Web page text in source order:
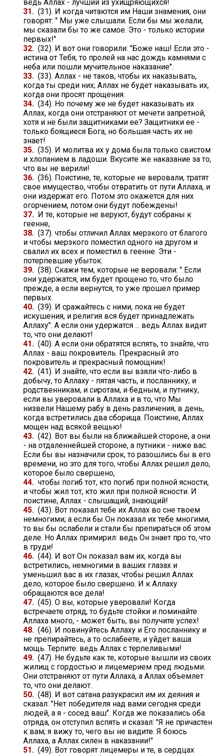
ведь Аллах - лучший из ухищряющихся!
31. (31). И когда читаются им Наши знамения, они
говорят: " Мы уже слышали. Если бы мы желали,
мы сказали бы то же самое. Это - только истории
первых!"
32. (32). И вот они говорили: "Боже наш! Если это -
истина от Тебя, то пролей на нас дождь камнями с
неба или пошли мучительное наказание".
33. (33). Аллах - не таков, чтобы их наказывать,
когда ты среди них; Аллах не будет наказывать их,
когда они просят прощения.
34. (34). Но почему же не будет наказывать их
Аллах, когда они отстраняют от мечети запретной,
хотя и не были защитниками ее? Защитники ее -
только боящиеся Бога, но большая часть их не
знает!
35. (35). И молитва их у дома была только свистом
и хлопанием в ладоши. Вкусите же наказание за то,
что вы не верили!
36. (36). Поистине, те, которые не веровали, тратят
свое имущество, чтобы отвратить от пути Аллаха, и
они издержат его. Потом это окажется для них
огорчением, потом они будут побеждены!
37. И те, которые не веруют, будут собраны к
геенне,
38. (37). чтобы отличил Аллах мерзкого от благого
и чтобы мерзкого поместил одного на другом и
свалил их всех и поместил в геенне. Эти -
потерпевшие убыток.
39. (38). Скажи тем, которые не веровали: " Если
они удержатся, им будет прощено то, что было
прежде, а если вернутся, то уже прошел пример
первых.
40. (39). И сражайтесь с ними, пока не будет
искушения, и религия вся будет принадлежать
Аллаху". А если они удержатся ... ведь Аллах видит
то, что они делают!
41. (40). А если они обратятся вспять, то знайте, что
Аллах - ваш покровитель. Прекрасный это
покровитель и прекрасный помощник!
42. (41). И знайте, что если вы взяли что-либо в
добычу, то Аллаху - пятая часть, и посланнику, и
родственникам, и сиротам, и бедным, и путнику,
если вы уверовали в Аллаха и в то, что Мы
низвели Нашему рабу в день различения, в день,
когда встретились два сборища. Поистине, Аллах
мощен над всякой вещью!
43. (42). Вот вы были на ближайшей стороне, а они
- на отдаленнейшей стороне, а путники - ниже вас.
Если бы вы назначили срок, то разошлись бы в его
времени, но это для того, чтобы Аллах решил дело,
которое было свершено,
44. чтобы погиб тот, кто погиб при полной ясности,
и чтобы жил тот, кто жил при полной ясности. И
поистине, Аллах - слышащий, знающий!
45. (43). Вот показал тебе их Аллах во сне твоем
немногими; а если бы Он показал их тебе многими,
то вы бы ослабели и стали бы препираться об этом
деле. Но Аллах примирил: ведь Он знает про то, что
в груди!
46. (44). И вот Он показал вам их, когда вы
встретились, немногими в ваших глазах и
уменьшил вас в их глазах, чтобы решил Аллах
дело, которое было свершено. И к Аллаху
обращаются все дела!
47. (45). О вы, которые уверовали! Когда
встречаете отряд, то будьте стойки и поминайте
Аллаха много, - может быть, вы получите успех!
48. (46). И повинуйтесь Аллаху и Его посланнику и
не препирайтесь, а то ослабеете, и уйдет ваша
мощь. Терпите: ведь Аллах с терпеливыми!
49. (47). Не будьте как те, которые вышли из своих
жилищ с гордостью и лицемерием пред людьми.
Они отстраняют от пути Аллаха, а Аллах объемлет
то, что они делают.
50. (48). И вот сатана разукрасил им их деяния и
сказал: "Нет победителя над вами сегодня среди
людей, а я - сосед ваш". Когда же показались оба
отряда, он отступил вспять и сказал: "Я не причастен
к вам; я вижу то, чего вы не видите. Я боюсь
Аллаха, а Аллах силен в наказании!"
51. (49). Вот говорят лицемеры и те, в сердцах